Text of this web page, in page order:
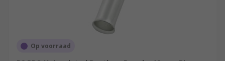
Op voorraad